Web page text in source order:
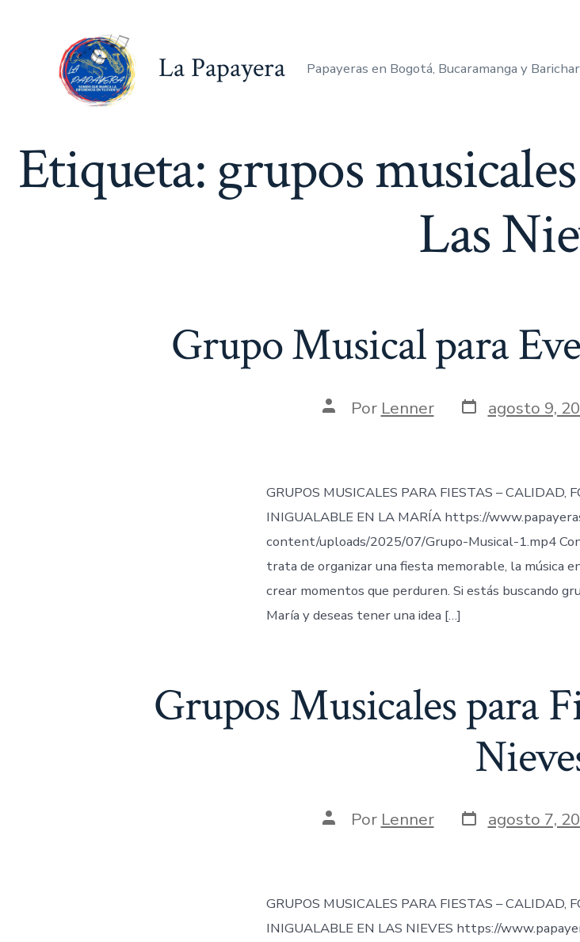
La Papayera Papayeras en Bogotá, Bucaramanga y
Etiqueta:grupos
Las
Grupo Musical para
AutorPor Lenner Fecha
de
agosto 9,
GRUPOS MUSICALES PARA FIESTAS – CALIDAD,
INIGUALABLE EN LA MARÍA https://
content/uploads/2025/07/Grupo-Musical-1.mp4
trata de organizar una fiesta memorable, la música
crear momentos que perduren. Si estás buscando
María y deseas tener una idea […]
Grupos Musicales para
AutorPor Lenner Fecha
de
agosto 7,
GRUPOS MUSICALES PARA FIESTAS – CALIDAD,
INIGUALABLE EN LAS NIEVES https://